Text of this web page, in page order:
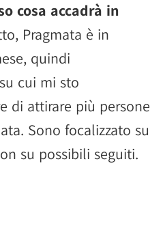
cosa accadrà in
Pragmata è in
quindi
cui mi sto
di attirare più persone
Sono focalizzato su
su possibili seguiti.